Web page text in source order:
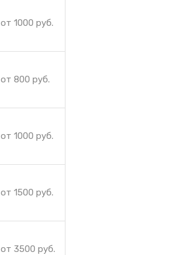
от 1000 руб.
от 800 руб.
от 1000 руб.
от 1500 руб.
от 3500 руб.